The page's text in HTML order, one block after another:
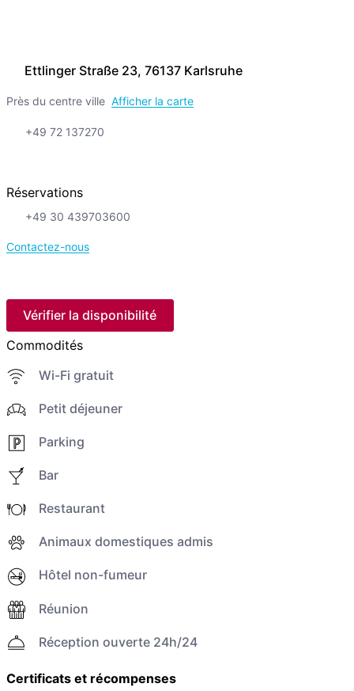
Ettlinger Straße 23, 76137 Karlsruhe
Près du centre ville Afficher la carte
+49 72 137270
Réservations
+49 30 439703600
Contactez-nous
Vérifier la disponibilité
Commodités
Wi-Fi gratuit
Petit déjeuner
Parking
Bar
Restaurant
Animaux domestiques admis
Hôtel non-fumeur
Réunion
Réception ouverte 24h/24
Certificats et récompenses